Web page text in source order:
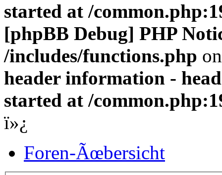
started at /
[phpBB Debug] PHP
/includes/functions.php
header information -
started at /
ï»¿
Foren-Ãœbersicht